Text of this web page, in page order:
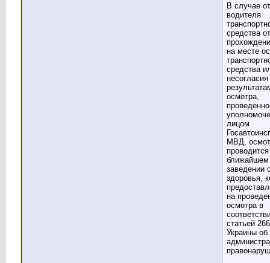
В случае
водителя
средства от
на месте
средства
несогласия
осмотра,
лицом
МВД,
ближайшем
заведении
здоровья,
на
осмотра в
статьей
Украины об